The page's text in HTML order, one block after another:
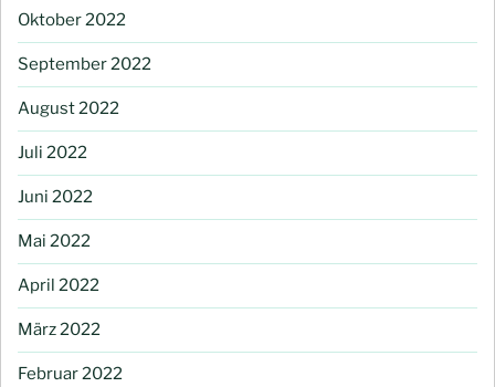
Oktober 2022
September 2022
August 2022
Juli 2022
Juni 2022
Mai 2022
April 2022
März 2022
Februar 2022